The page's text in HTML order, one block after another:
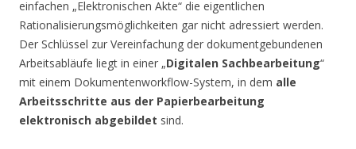
einfachen „Elektronischen Akte“ die eigentlichen
Rationalisierungsmöglichkeiten gar nicht adressiert werden.
Der Schlüssel zur Vereinfachung der dokumentgebundenen
Arbeitsabläufe liegt in einer „Digitalen Sachbearbeitung“
mit einem Dokumentenworkflow-System, in dem alle
Arbeitsschritte aus der Papierbearbeitung
elektronisch abgebildet sind.